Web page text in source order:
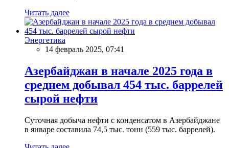
Читать далее
Энергетика
14 февраль 2025, 07:41
Азербайджан в начале 2025 года в
среднем добывал 454 тыс. баррелей
сырой нефти
Суточная добыча нефти с конденсатом в Азербайджане
в январе составила 74,5 тыс. тонн (559 тыс. баррелей).